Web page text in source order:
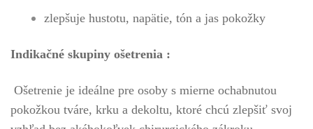
zlepšuje hustotu, napätie, tón a jas pokožky
Indikačné skupiny ošetrenia :
Ošetrenie je ideálne pre osoby s mierne ochabnutou
pokožkou tváre, krku a dekoltu, ktoré chcú zlepšiť svoj